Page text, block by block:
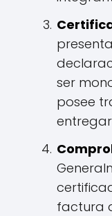
ser
posee
factura